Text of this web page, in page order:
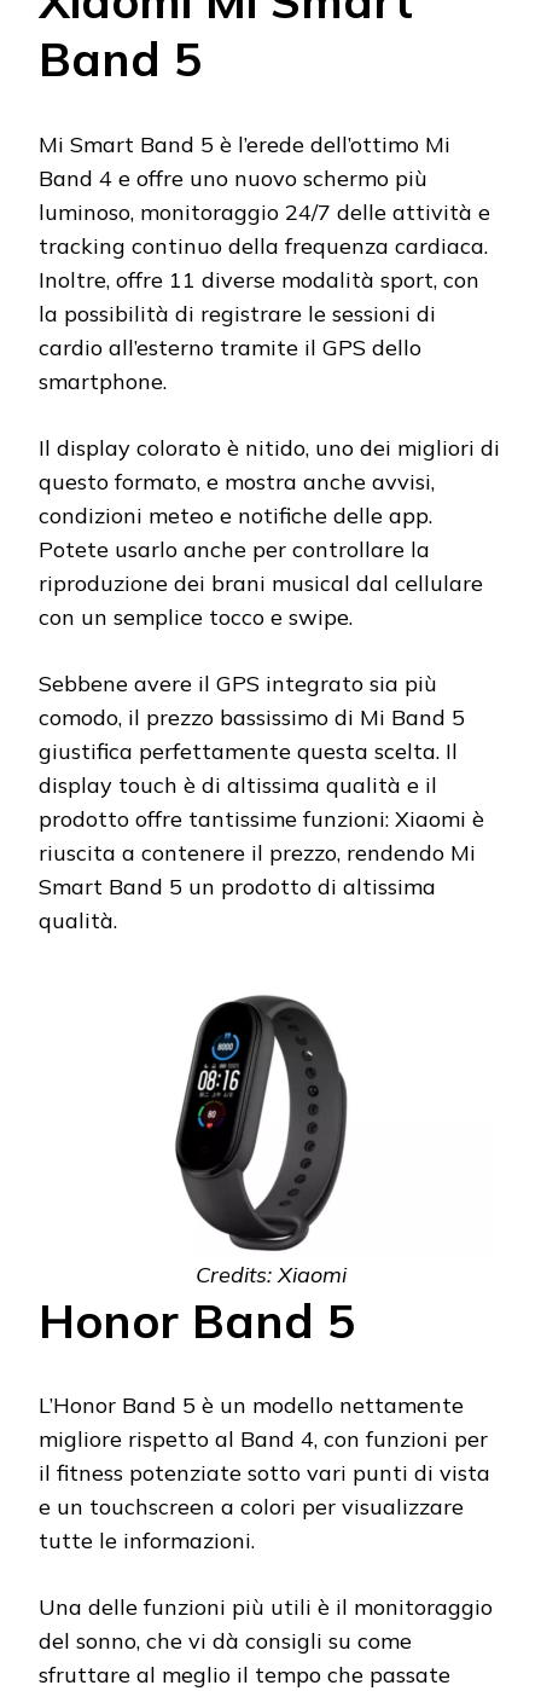
Band 5
Mi Smart Band 5 è l’erede dell’ottimo Mi
Band 4 e offre uno nuovo schermo più
luminoso, monitoraggio 24/7 delle attività e
tracking continuo della frequenza cardiaca.
Inoltre, offre 11 diverse modalità sport, con
la possibilità di registrare le sessioni di
cardio all’esterno tramite il GPS dello
smartphone.
Il display colorato è nitido, uno dei migliori di
questo formato, e mostra anche avvisi,
condizioni meteo e notifiche delle app.
Potete usarlo anche per controllare la
riproduzione dei brani musical dal cellulare
con un semplice tocco e swipe.
Sebbene avere il GPS integrato sia più
comodo, il prezzo bassissimo di Mi Band 5
giustifica perfettamente questa scelta. Il
display touch è di altissima qualità e il
prodotto offre tantissime funzioni: Xiaomi è
riuscita a contenere il prezzo, rendendo Mi
Smart Band 5 un prodotto di altissima
qualità.
Credits: Xiaomi
Honor Band 5
L’Honor Band 5 è un modello nettamente
migliore rispetto al Band 4, con funzioni per
il fitness potenziate sotto vari punti di vista
e un touchscreen a colori per visualizzare
tutte le informazioni.
Una delle funzioni più utili è il monitoraggio
del sonno, che vi dà consigli su come
sfruttare al meglio il tempo che passate